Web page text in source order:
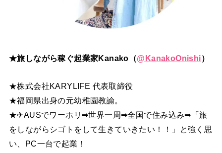
★旅しながら稼ぐ起業家Kanako（@KanakoOnishi）
★株式会社KARYLIFE 代表取締役
★福岡県出身の元幼稚園教諭。
★✈AUSでワーホリ➡世界一周➡全国で住み込み➡「旅
をしながらシゴトをして生きていきたい！！」と強く思
い、PC一台で起業！